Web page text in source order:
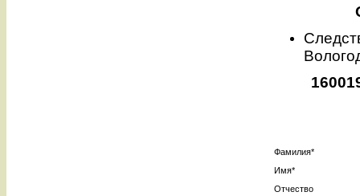
Фамилия*
Имя*
Отчество